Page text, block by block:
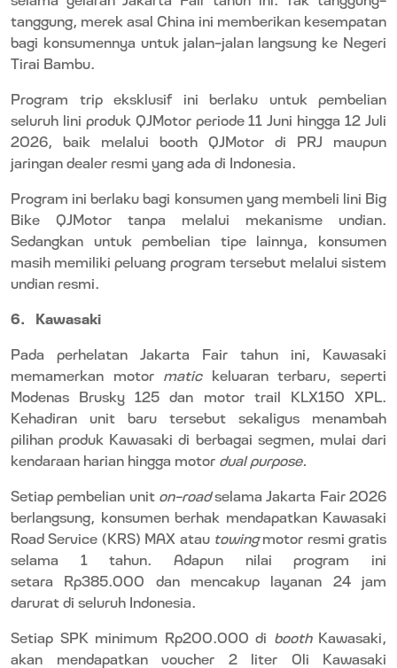
tanggung, merek asal China ini memberikan kesempatan
bagi konsumennya untuk jalan-jalan langsung ke Negeri
Tirai Bambu.
Program trip eksklusif ini berlaku untuk pembelian
seluruh lini produk QJMotor periode 11 Juni hingga 12 Juli
2026, baik melalui booth QJMotor di PRJ maupun
jaringan dealer resmi yang ada di Indonesia.
Program ini berlaku bagi konsumen yang membeli lini Big
Bike QJMotor tanpa melalui mekanisme undian.
Sedangkan untuk pembelian tipe lainnya, konsumen
masih memiliki peluang program tersebut melalui sistem
undian resmi.
6.
Kawasaki
Pada perhelatan Jakarta Fair tahun ini, Kawasaki
memamerkan motor matickeluaran terbaru, seperti
Modenas Brusky 125 dan motor trail KLX150 XPL.
Kehadiran unit baru tersebut sekaligus menambah
pilihan produk Kawasaki di berbagai segmen, mulai dari
kendaraan harian hingga motor dual purpose.
Setiap pembelian unit on-roadselama Jakarta Fair 2026
berlangsung, konsumen berhak mendapatkan Kawasaki
Road Service (KRS) MAX atau towingmotor resmi gratis
selama 1 tahun. Adapun nilai program ini
setara Rp385.000 dan mencakup layanan 24 jam
darurat di seluruh Indonesia.
Setiap SPK minimum Rp200.000 di boothKawasaki,
akan mendapatkan voucher 2 liter Oli Kawasaki